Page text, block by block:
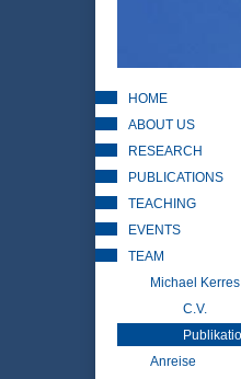
HOME
ABOUT US
RESEARCH
PUBLICATIONS
TEACHING
EVENTS
TEAM
Michael Kerres
C.V.
Anreise